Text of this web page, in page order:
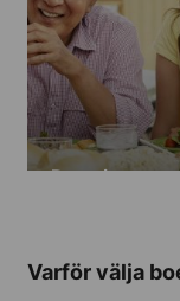
Dormitory
Varför välja